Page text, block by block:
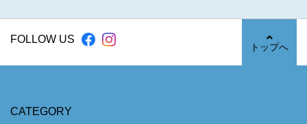
FOLLOW US
トップへ
CATEGORY